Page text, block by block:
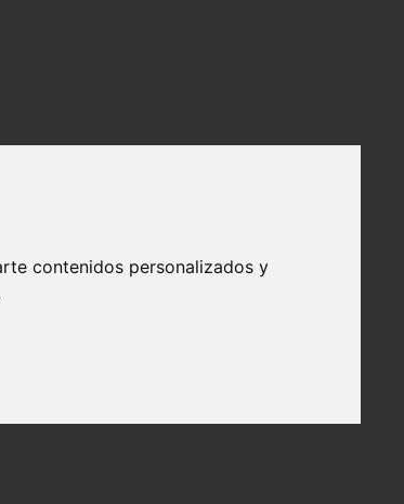
contenidos personalizados y